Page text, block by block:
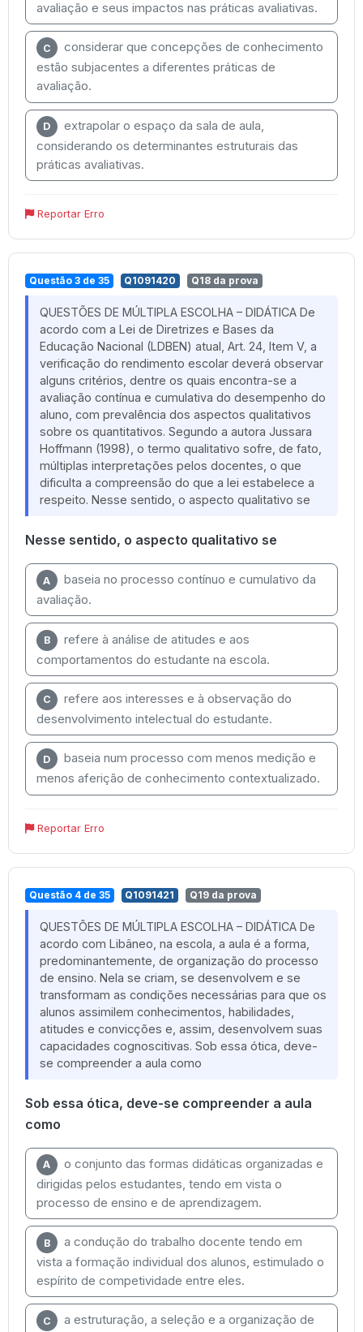
avaliação e seus impactos nas práticas avaliativas.
C
considerar que concepções de conhecimento
estão subjacentes a diferentes práticas de
avaliação.
D
extrapolar o espaço da sala de aula,
considerando os determinantes estruturais das
práticas avaliativas.
Reportar Erro
Questão 3 de 35 Q1091420 Q18 da prova
QUESTÕES DE MÚLTIPLA ESCOLHA – DIDÁTICA De
acordo com a Lei de Diretrizes e Bases da
Educação Nacional (LDBEN) atual, Art. 24, Item V, a
verificação do rendimento escolar deverá observar
alguns critérios, dentre os quais encontra-se a
avaliação contínua e cumulativa do desempenho do
aluno, com prevalência dos aspectos qualitativos
sobre os quantitativos. Segundo a autora Jussara
Hoffmann (1998), o termo qualitativo sofre, de fato,
múltiplas interpretações pelos docentes, o que
dificulta a compreensão do que a lei estabelece a
respeito. Nesse sentido, o aspecto qualitativo se
Nesse sentido, o aspecto qualitativo se
A
baseia no processo contínuo e cumulativo da
avaliação.
B
refere à análise de atitudes e aos
comportamentos do estudante na escola.
C
refere aos interesses e à observação do
desenvolvimento intelectual do estudante.
D
baseia num processo com menos medição e
menos aferição de conhecimento contextualizado.
Reportar Erro
Questão 4 de 35 Q1091421 Q19 da prova
QUESTÕES DE MÚLTIPLA ESCOLHA – DIDÁTICA De
acordo com Libâneo, na escola, a aula é a forma,
predominantemente, de organização do processo
de ensino. Nela se criam, se desenvolvem e se
transformam as condições necessárias para que os
alunos assimilem conhecimentos, habilidades,
atitudes e convicções e, assim, desenvolvem suas
capacidades cognoscitivas. Sob essa ótica, deve-
se compreender a aula como
Sob essa ótica, deve-se compreender a aula
como
A
o conjunto das formas didáticas organizadas e
dirigidas pelos estudantes, tendo em vista o
processo de ensino e de aprendizagem.
B
a condução do trabalho docente tendo em
vista a formação individual dos alunos, estimulado o
espírito de competividade entre eles.
C
a estruturação, a seleção e a organização de